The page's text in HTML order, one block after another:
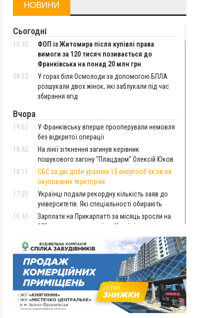
НОВИНИ
Сьогодні
10:30
ФОП із Житомира після купівлі права
вимоги за 120 тисяч позивається до
Франківська на понад 20 млн грн
08:52
У горах біля Осмолоди за допомогою БПЛА
розшукали двох жінок, які заблукали під час
збирання ягід
Вчора
19:52
У Франківську вперше прооперували немовля
без відкритої операції
18:42
На лінії зіткнення загинув керівник
пошукового загону "Плацдарм" Олексій Юков
18:11
СБС за дві доби уразили 13 енергооб'єктів на
окупованих територіях
17:20
Українці подали рекордну кількість заяв до
університетів. Які спеціальності обирають
16:43
Зарплати на Прикарпатті за місяць зросли на
10%, але до середньої по Україні ще далеко
Франківець, який стріляв біля АЗС, вийшов під
заставу та був повторно затриманий
15:54
Прикарпатець прийшов у Пенсійний та заявив
поліції про гранату, бо йому не нарахували
пенсію
14:59
У Болгарії затримали прикарпатця, який
виготовляв наркотики для міжнародного